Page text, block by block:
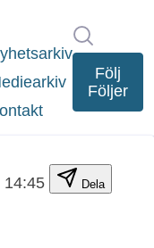
Följ
Följer
14:45 Dela